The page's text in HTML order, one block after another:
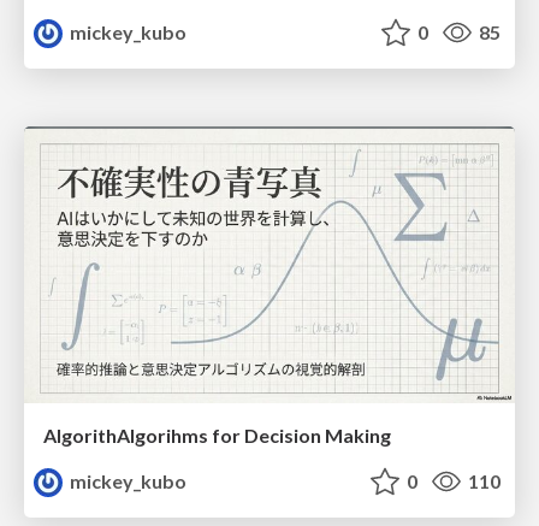
mickey_kubo
0 85
AlgorithAlgorihms for Decision Making
mickey_kubo
0 110